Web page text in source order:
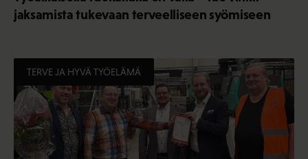
jaksamista tukevaan terveelliseen syömiseen
TERVE JA HYVÄ TYÖELÄMÄ